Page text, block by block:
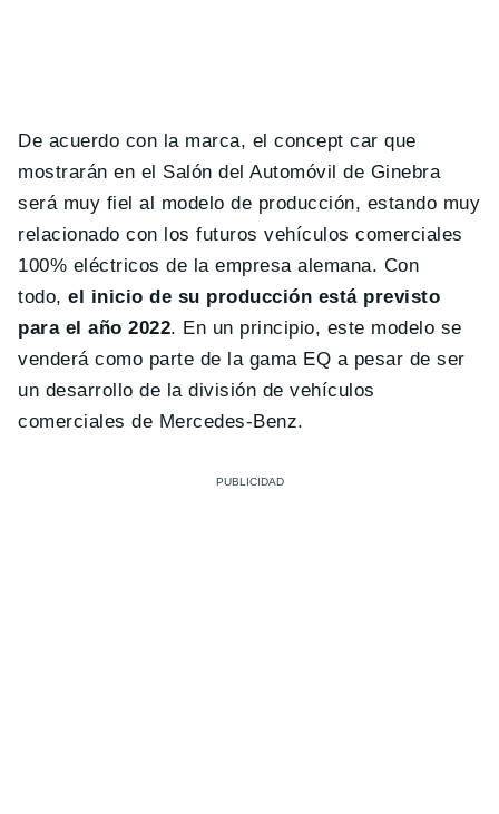
De acuerdo con la marca, el concept car que
mostrarán en el Salón del Automóvil de Ginebra
será muy fiel al modelo de producción, estando muy
relacionado con los futuros vehículos comerciales
100% eléctricos de la empresa alemana. Con
todo,el inicio de su producción está previsto
para el año 2022. En un principio, este modelo se
venderá como parte de la gama EQ a pesar de ser
un desarrollo de la división de vehículos
comerciales de Mercedes-Benz.